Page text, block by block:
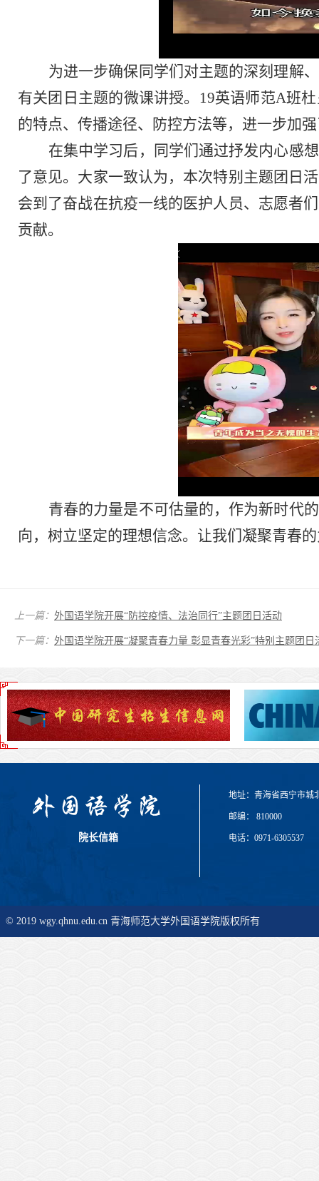
为进一步确保同学们对主题的深刻理解
有关团日主题的微课讲授。19英语师范A班
的特点、传播途径、防控方法等，进一步加
在集中学习后，同学们通过抒发内心感
了意见。大家一致认为，本次特别主题团日
会到了奋战在抗疫一线的医护人员、志愿者
贡献。
青春的力量是不可估量的，作为新时代
向，树立坚定的理想信念。让我们凝聚青春
上一篇： 外国语学院开展“防控疫情、法治同行”主题团日活动
下一篇： 外国语学院开展“凝聚青春力量 彰显青春光彩”特别主题团日
院长信箱
地址：青海省西宁市城
邮编： 810000
电话：0971-6305537
© 2019 wgy.qhnu.edu.cn 青海师范大学外国语学院版权所有